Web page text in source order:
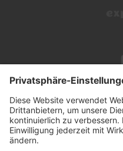
UNTERSTÜTZUNG SUCHE